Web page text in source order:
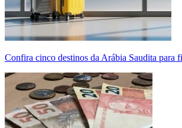
Confira cinco destinos da Arábia Saudita para